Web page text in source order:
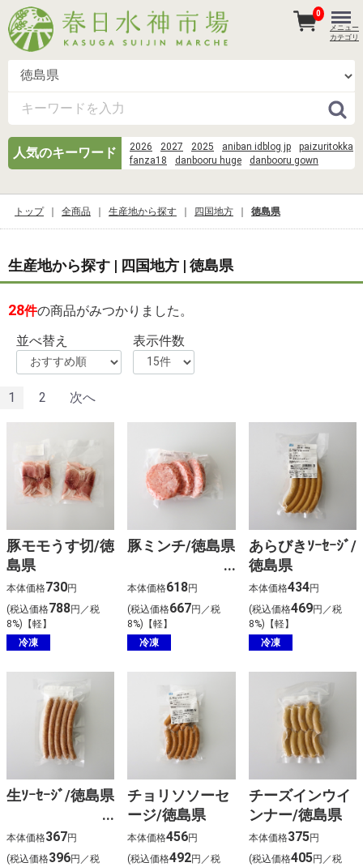
人気のキーワード 2026 2027 2025 aniban idblog jp
paizuritokka
fanza18
danbooru huge
danbooru gown
danbooru honkai
Scene%3AObservation Room%3Arin
wood
suisei danbooru そうめん 麺
0
メニュー
カテゴリ
トップ 全商品 生産地から探す 四国地方 徳島県
生産地から探す | 四国地方 | 徳島県
28件の商品がみつかりました。
並べ替え
表示件数
1 2 次へ
豚モモうす切/徳
島県
本体価格730円
(税込価格788円／税
8%)【軽】
冷凍
豚ミンチ/徳島県
本体価格618円
(税込価格667円／税
8%)【軽】
冷凍
あらびきｿｰｾｰｼﾞ/
徳島県
本体価格434円
(税込価格469円／税
8%)【軽】
冷凍
生ｿｰｾｰｼﾞ/徳島県
本体価格367円
(税込価格396円／税
チョリソソーセ
ージ/徳島県
本体価格456円
(税込価格492円／税
チーズインウイ
ンナー/徳島県
本体価格375円
(税込価格405円／税